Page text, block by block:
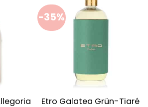
-35%
Etro Galatea Grün-Tiaré